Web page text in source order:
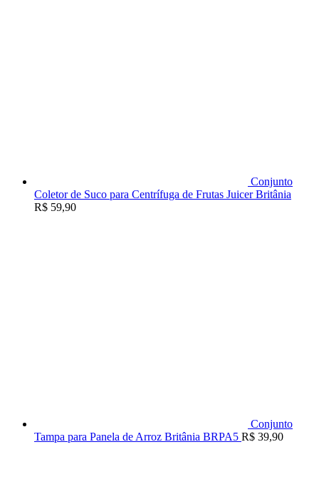
Conjunto
Coletor de Suco para Centrífuga de Frutas Juicer Britânia
R$ 59,90
Conjunto
Tampa para Panela de Arroz Britânia BRPA5 R$ 39,90